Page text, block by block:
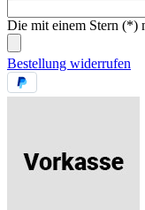
Die mit einem Stern (*)
Bestellung widerrufen